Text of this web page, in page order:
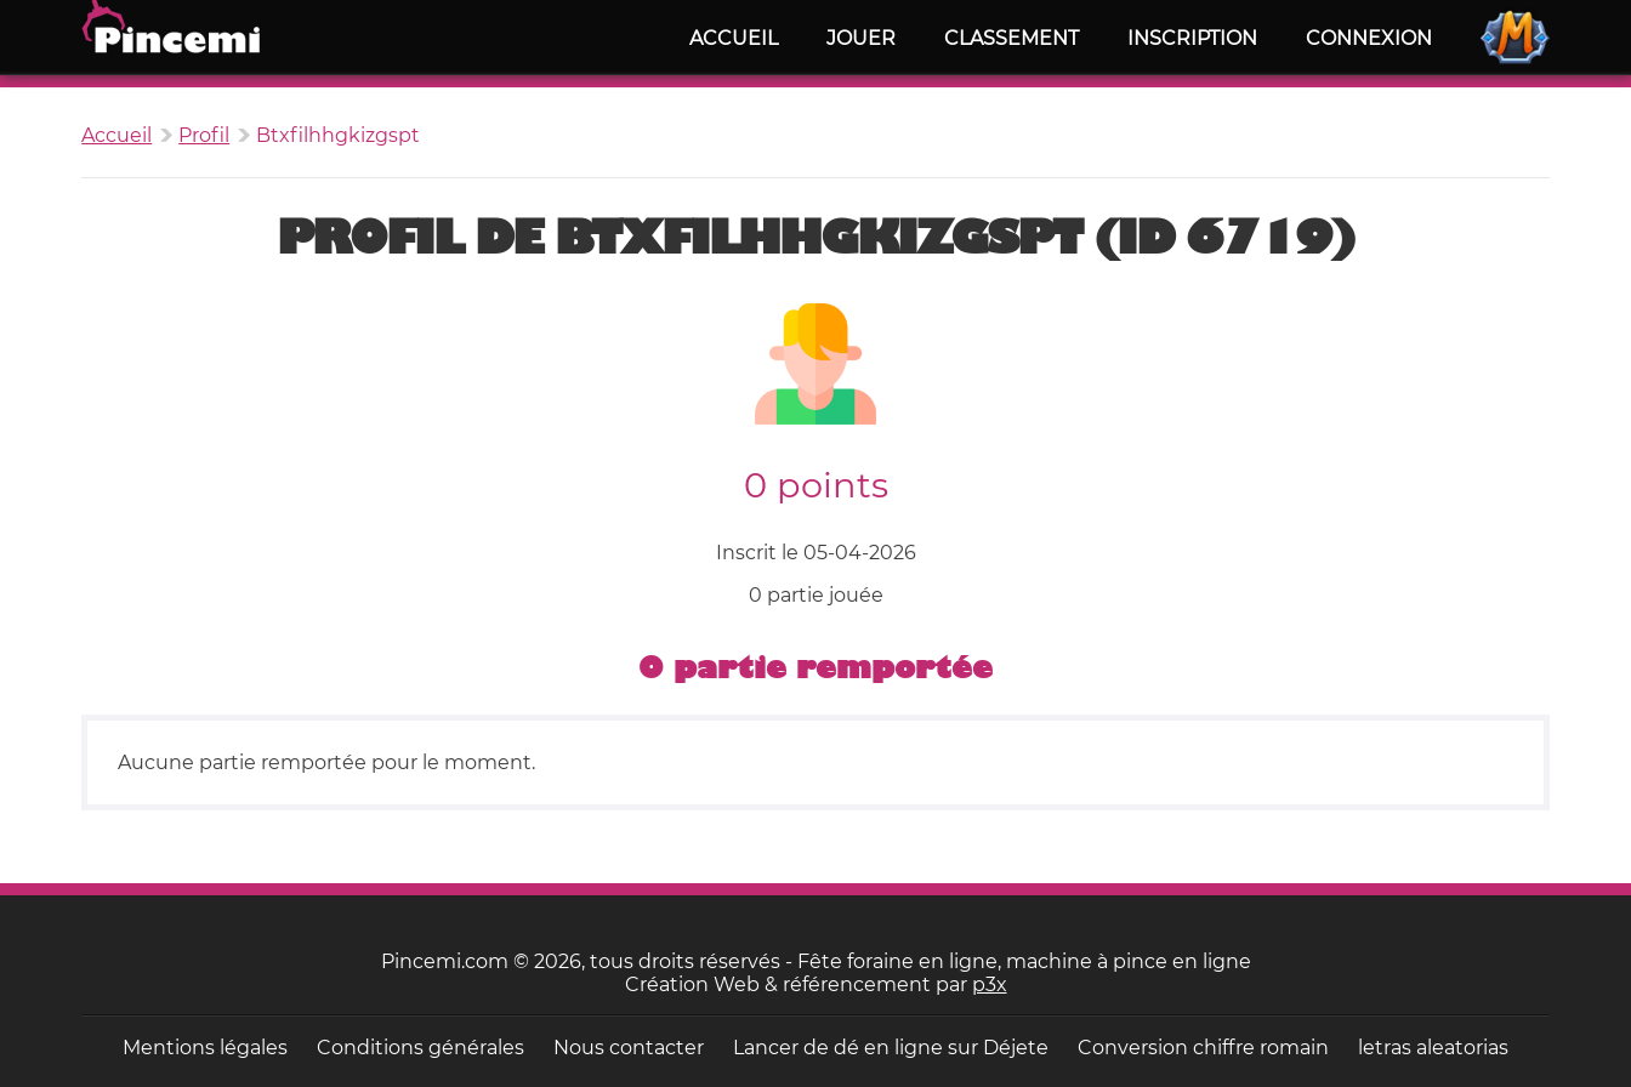
ACCUEIL JOUER CLASSEMENT INSCRIPTION CONNEXION
Accueil Profil Btxfilhhgkizgspt
PROFIL DE BTXFILHHGKIZGSPT (ID 6719)
0 points
Inscrit le 05-04-2026
0 partie jouée
0 partie remportée
Aucune partie remportée pour le moment.
Pincemi.com © 2026, tous droits réservés - Fête foraine en ligne, machine à pince en ligne
Création Web & référencement par p3x
Mentions légales Conditions générales Nous contacter Lancer de dé en ligne sur Déjete Conversion chiffre romain letras aleatorias